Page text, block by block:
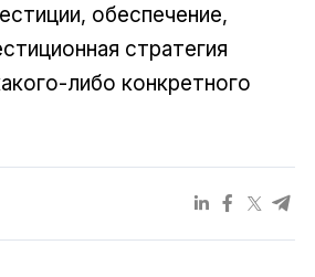
обеспечение,
стратегия
либо конкретного